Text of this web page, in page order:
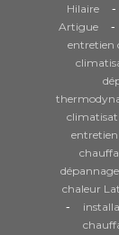
Hilaire
-
Artigue
-
entretien
chaleur
-